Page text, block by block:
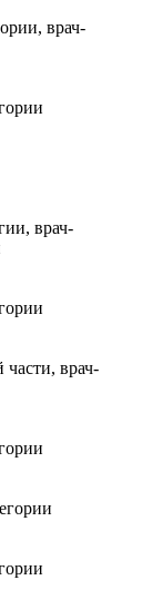
врач-
врач-
части, врач-